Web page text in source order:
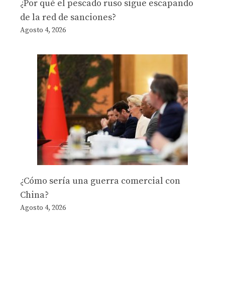
¿Por qué el pescado ruso sigue escapando
de la red de sanciones?
Agosto 4, 2026
¿Cómo sería una guerra comercial con
China?
Agosto 4, 2026